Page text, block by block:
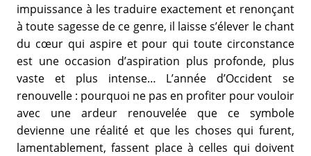
impuissance à les traduire exactement et renonçant
à toute sagesse de ce genre, il laisse s’élever le chant
du cœur qui aspire et pour qui toute circonstance
est une occasion d’aspiration plus profonde, plus
vaste et plus intense… L’année d’Occident se
renouvelle : pourquoi ne pas en profiter pour vouloir
avec une ardeur renouvelée que ce symbole
devienne une réalité et que les choses qui furent,
lamentablement, fassent place à celles qui doivent